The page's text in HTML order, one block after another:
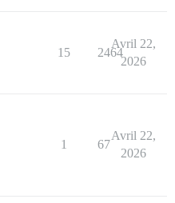
15 2464
Avril 22,
2026
1 67
Avril 22,
2026